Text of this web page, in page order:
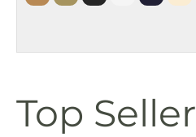
Top Seller